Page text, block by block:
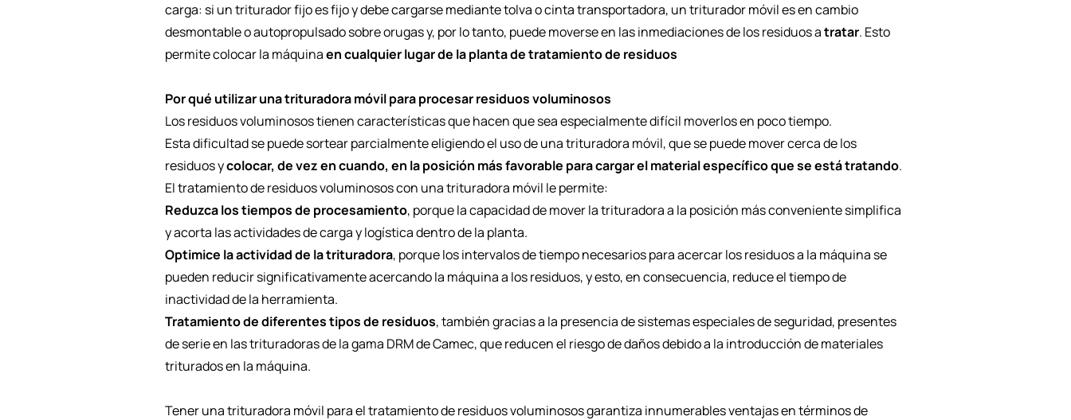
carga: si un triturador fijo es fijo y debe cargarse mediante tolva o cinta transportadora, un triturador móvil es en cambio
desmontable o autopropulsado sobre orugas y, por lo tanto, puede moverse en las inmediaciones de los residuos atratar. Esto
permite colocar la máquinaen cualquier lugar de la planta de tratamiento de residuos
Por qué utilizar una trituradora móvil para procesar residuos voluminosos
Los residuos voluminosos tienen características que hacen que sea especialmente difícil moverlos en poco tiempo.
Esta dificultad se puede sortear parcialmente eligiendo el uso de una trituradora móvil, que se puede mover cerca de los
residuos ycolocar, de vez en cuando, en la posición más favorable para cargar el material específico que se está tratando.
El tratamiento de residuos voluminosos con una trituradora móvil le permite:
Reduzca los tiempos de procesamiento, porque la capacidad de mover la trituradora a la posición más conveniente simplifica
y acorta las actividades de carga y logística dentro de la planta.
Optimice la actividad de la trituradora, porque los intervalos de tiempo necesarios para acercar los residuos a la máquina se
pueden reducir significativamente acercando la máquina a los residuos, y esto, en consecuencia, reduce el tiempo de
inactividad de la herramienta.
Tratamiento de diferentes tipos de residuos, también gracias a la presencia de sistemas especiales de seguridad, presentes
de serie en las trituradoras de la gama DRM de Camec, que reducen el riesgo de daños debido a la introducción de materiales
triturados en la máquina.
Tener una trituradora móvil para el tratamiento de residuos voluminosos garantiza innumerables ventajas en términos de